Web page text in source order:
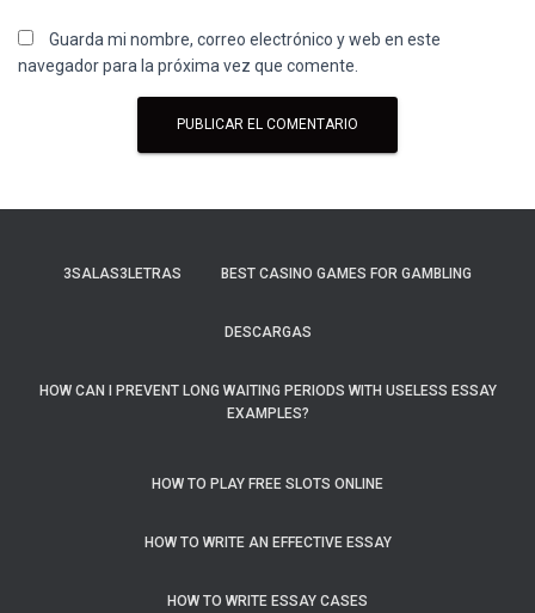
Guarda mi nombre, correo electrónico y web en este
navegador para la próxima vez que comente.
3SALAS3LETRAS BEST CASINO GAMES FOR GAMBLING
DESCARGAS
HOW CAN I PREVENT LONG WAITING PERIODS WITH USELESS ESSAY
EXAMPLES?
HOW TO PLAY FREE SLOTS ONLINE
HOW TO WRITE AN EFFECTIVE ESSAY
HOW TO WRITE ESSAY CASES